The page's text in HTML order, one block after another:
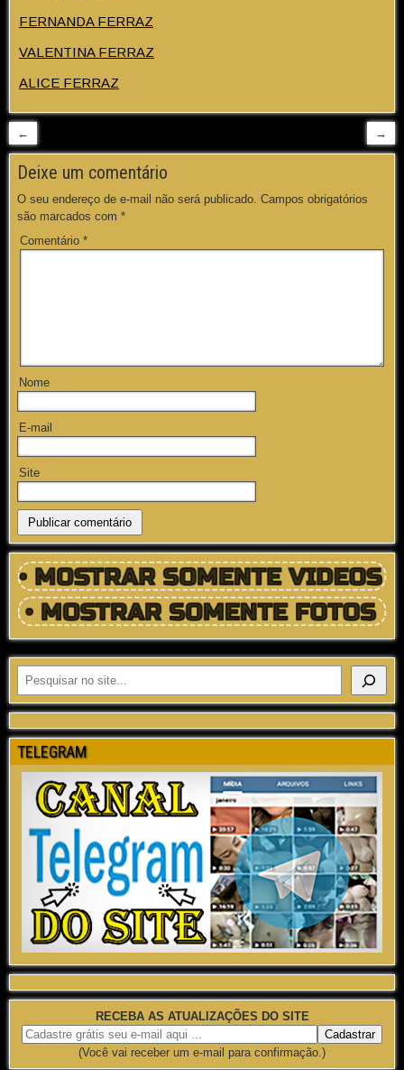
FERNANDA FERRAZ
VALENTINA FERRAZ
ALICE FERRAZ
← →
Deixe um comentário
O seu endereço de e-mail não será publicado. Campos obrigatórios
são marcados com *
Comentário *
Nome
E-mail
Site
TELEGRAM
RECEBA AS ATUALIZAÇÕES DO SITE
(Você vai receber um e-mail para confirmação.)